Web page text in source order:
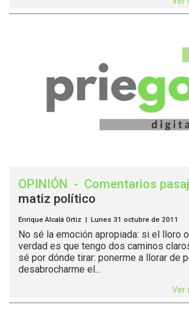
OPINIÓN - Comentarios
matiz político
Enrique Alcalá Ortiz | Lunes 31 octubre de 2011
No sé la emoción apropiada: si el lloro
verdad es que tengo dos caminos
sé por dónde tirar: ponerme a llorar de
desabrocharme el...
Ver